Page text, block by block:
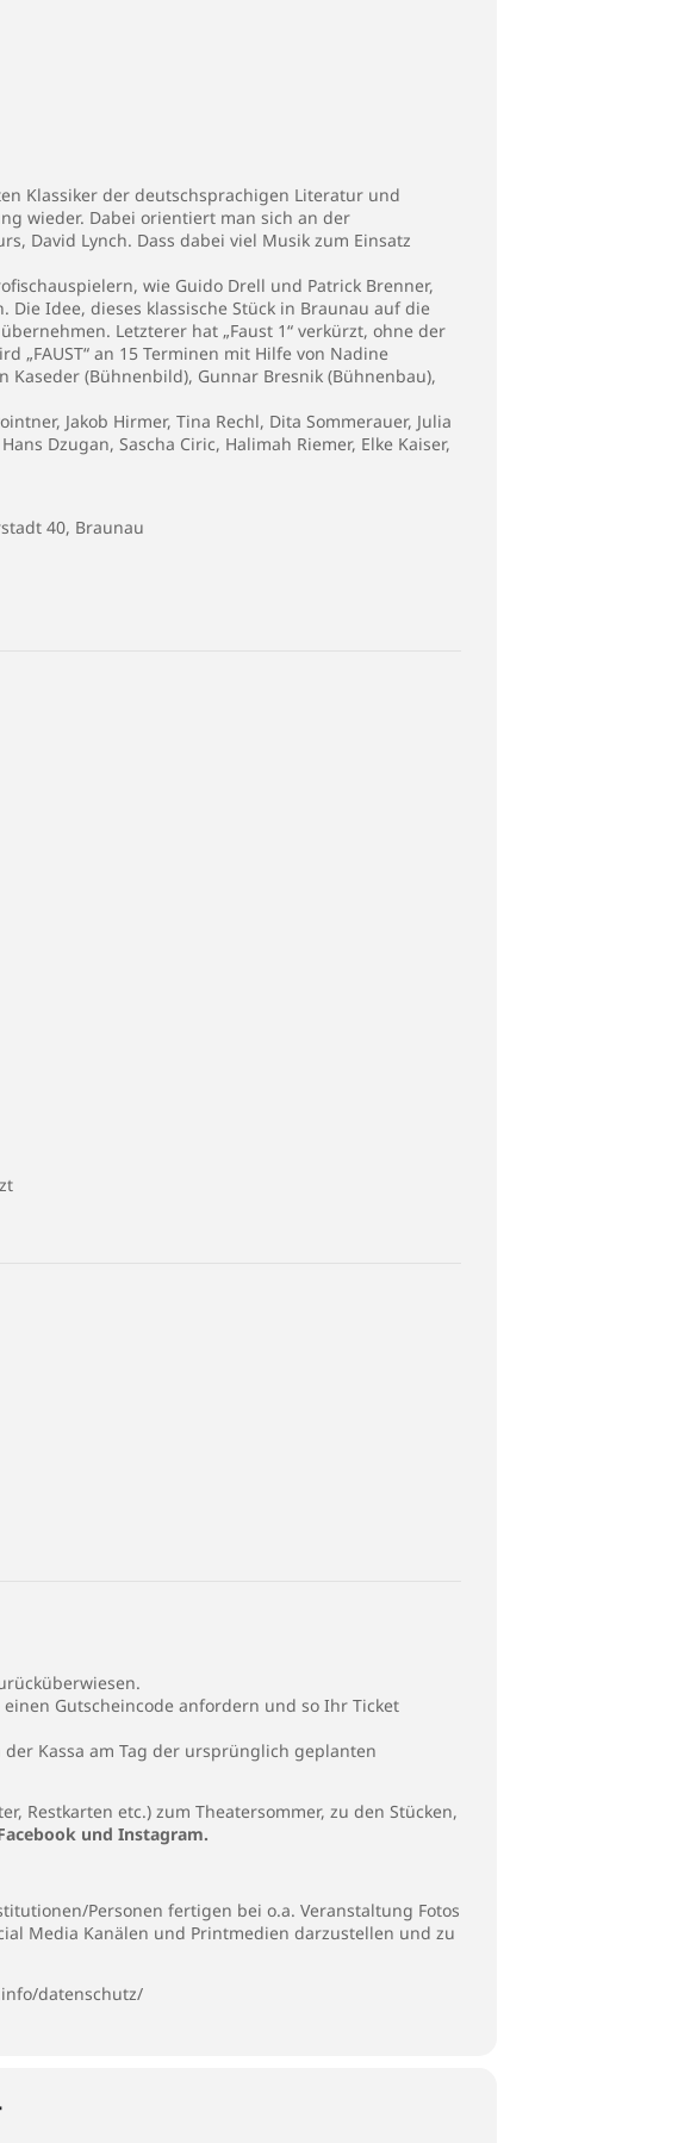
Klassiker der deutschsprachigen Literatur und
wieder. Dabei orientiert man sich an der
David Lynch. Dass dabei viel Musik zum Einsatz
wie Guido Drell und Patrick Brenner,
Idee, dieses klassische Stück in Braunau auf die
Letzterer hat „Faust 1“ verkürzt, ohne der
„FAUST“ an 15 Terminen mit Hilfe von Nadine
Kaseder (Bühnenbild), Gunnar Bresnik (Bühnenbau),
Jakob Hirmer, Tina Rechl, Dita Sommerauer, Julia
Dzugan, Sascha Ciric, Halimah Riemer, Elke Kaiser,
40, Braunau
einen Gutscheincode anfordern und so Ihr Ticket
Kassa am Tag der ursprünglich geplanten
Restkarten etc.) zum Theatersommer, zu den Stücken,
und Instagram.
Personen fertigen bei o.a. Veranstaltung Fotos
Media Kanälen und Printmedien darzustellen und zu
datenschutz/